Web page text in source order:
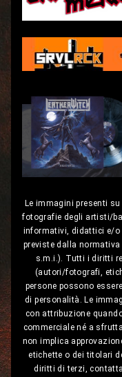
Le immagini presenti
fotografie degli artisti/
informativi, didattici e/o
previste dalla
s.m.i.). Tutti i diritti
(autori/fotografi,
persone possono
di personalità. Le
con attribuzione
commerciale né a
non implica
etichette o dei titolari
diritti di terzi,